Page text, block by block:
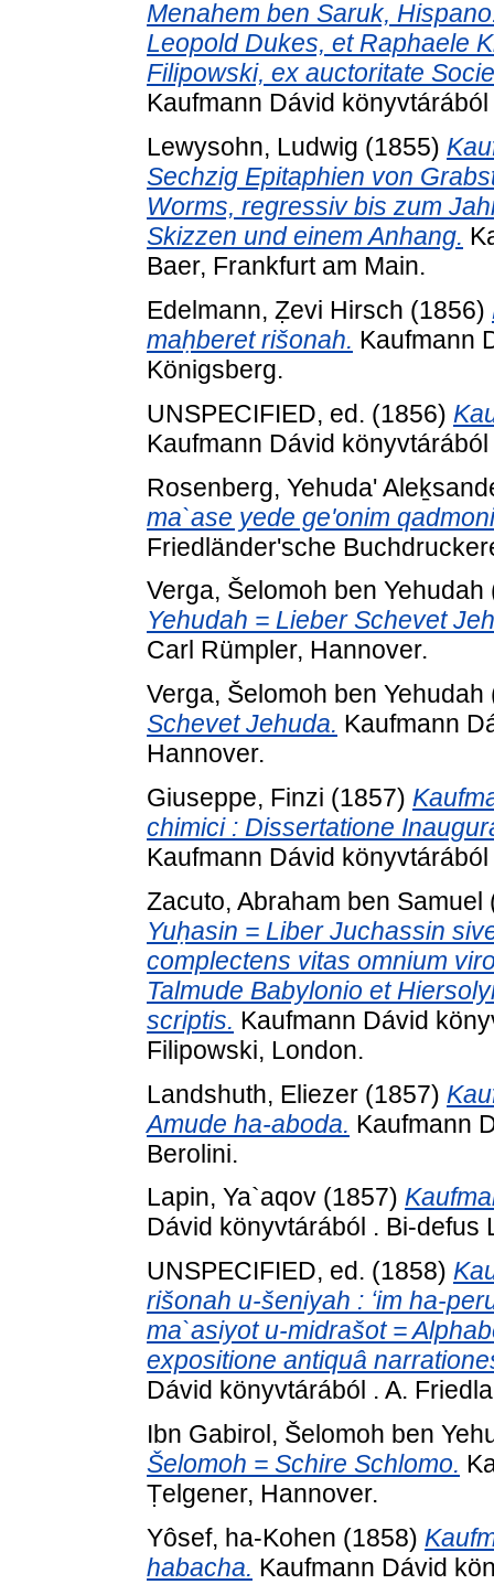
Menahem ben Saruk,
Leopold Dukes, et Raphaele
Filipowski, ex auctoritate
Kaufmann Dávid
Lewysohn, Ludwig (1855)
Sechzig Epitaphien von
Worms, regressiv bis zum
Skizzen und einem Anhang.
Baer, Frankfurt am Main.
Edelmann, Ẓevi Hirsch (1856)
maḥberet rišonah. Kaufmann
Königsberg.
UNSPECIFIED, ed. (1856)
Kaufmann Dávid
Rosenberg, Yehuda'
ma`ase yede ge'onim
Friedländer'sche
Verga, Šelomoh ben Yehudah
Yehudah = Lieber Schevet
Carl Rümpler, Hannover.
Verga, Šelomoh ben Yehudah
Schevet Jehuda. Kaufmann
Hannover.
Giuseppe, Finzi (1857)
chimici : Dissertatione
Kaufmann Dávid
Zacuto, Abraham ben Samuel
Yuḥasin = Liber Juchassin
complectens vitas omnium
Talmude Babylonio et
scriptis. Kaufmann Dávid
Filipowski, London.
Landshuth, Eliezer (1857)
Amude ha-aboda. Kaufmann
Berolini.
Lapin, Ya`aqov (1857)
Dávid könyvtárából . Bi-defus
UNSPECIFIED, ed. (1858)
rišonah u-šeniyah : ʻim ha-
ma`asiyot u-midrašot =
expositione antiquâ
Dávid könyvtárából . A.
Ibn Gabirol, Šelomoh ben
Šelomoh = Schire Schlomo.
Ṭelgener, Hannover.
Yôsef, ha-Kohen (1858)
habacha. Kaufmann Dávid